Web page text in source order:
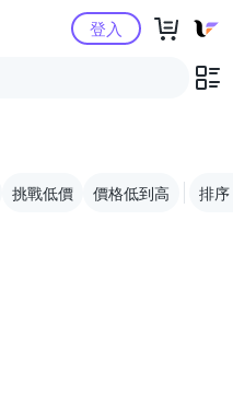
購物中心登入
挑戰低價 價格低到高 排序